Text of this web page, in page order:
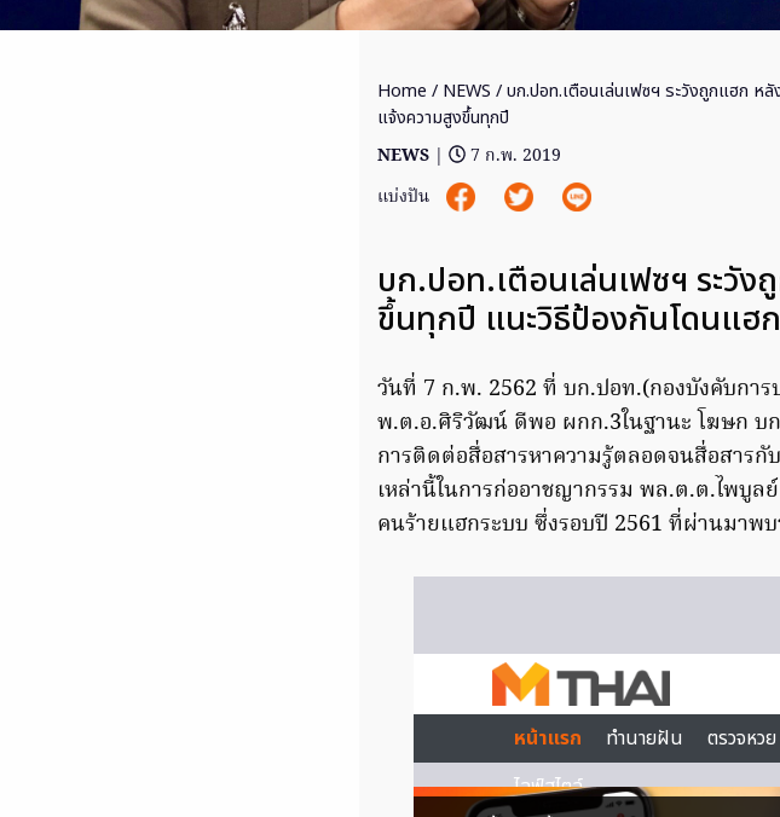
Home / NEWS / บก.ปอท.เตือนเล่นเฟซฯ ระวังถูกแฮก หลั
แจ้งความสูงขึ้นทุกปี
NEWS |
7 ก.พ. 2019
แบ่งปัน
บก.ปอท.เตือนเล่นเฟซฯ ระวั
ขึ้นทุกปี แนะวิธีป้องกันโดนแฮ
วันที่ 7 ก.พ. 2562 ที่ บก.ปอท.(กองบังคับการ
พ.ต.อ.ศิริวัฒน์ ดีพอ ผกก.3ในฐานะ โฆษก บก
การติดต่อสื่อสารหาความรู้ตลอดจนสื่อสาร
เหล่านี้ในการก่ออาชญากรรม พล.ต.ต.ไพบู
คนร้ายแฮกระบบ ซึ่งรอบปี 2561 ที่ผ่านมาพ